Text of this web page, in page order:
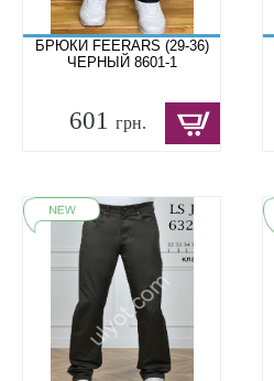
БРЮКИ FEERARS (29-36)
ЧЕРНЫЙ 8601-1
601 грн.